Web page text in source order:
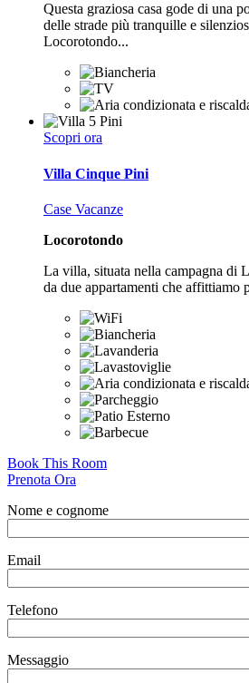
Questa graziosa casa gode di una
delle strade più tranquille e
Locorotondo...
Scopri ora
Villa Cinque Pini
Case Vacanze
Locorotondo
La villa, situata nella campagna di
da due appartamenti che affittiamo
Book This Room
Prenota Ora
Nome e cognome
Email
Telefono
Messaggio